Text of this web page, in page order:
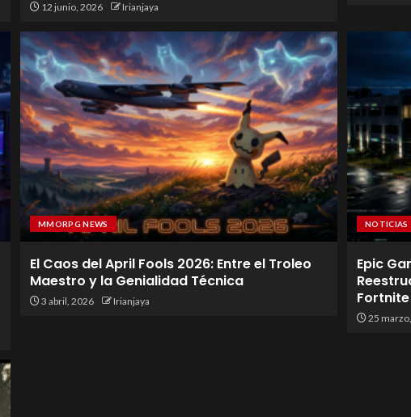
12 junio, 2026 Irianjaya
MMORPG NEWS
El Caos del April Fools 2026: Entre el Troleo
Maestro y la Genialidad Técnica
3 abril, 2026 Irianjaya
NOTICIAS
Epic
Fortnite
25